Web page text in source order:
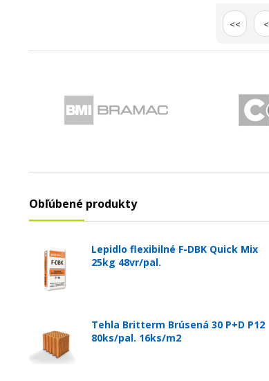
<< <
Obľúbené produkty
Lepidlo flexibilné F-DBK Quick Mix
25kg 48vr/pal.
Tehla Britterm Brúsená 30 P+D P12
80ks/pal. 16ks/m2